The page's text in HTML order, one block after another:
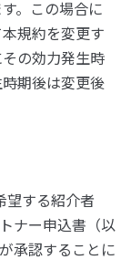
。この場合に
規約を変更す
の効力発生時
期後は変更後
望する紹介者
ナー申込書（以
承認することに